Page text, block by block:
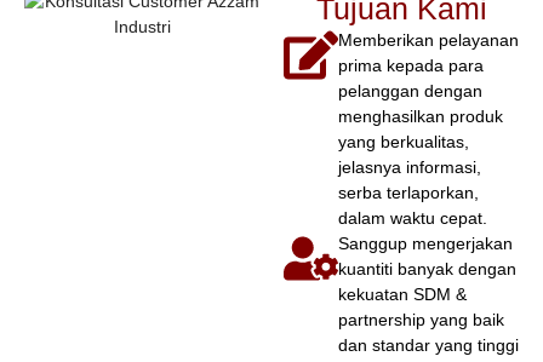
Tujuan Kami
Memberikan pelayanan
prima kepada para
pelanggan dengan
menghasilkan produk
yang berkualitas,
jelasnya informasi,
serba terlaporkan,
dalam waktu cepat.
Sanggup mengerjakan
kuantiti banyak dengan
kekuatan SDM &
partnership yang baik
dan standar yang tinggi